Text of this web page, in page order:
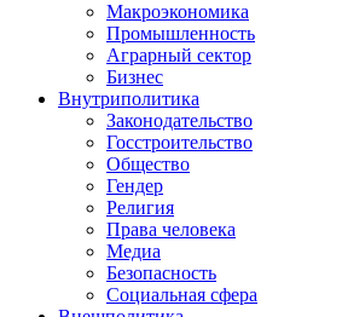
Макроэкономика
Промышленность
Аграрный сектор
Бизнес
Внутриполитика
Законодательство
Госстроительство
Общество
Гендер
Религия
Права человека
Медиа
Безопасность
Социальная сфера